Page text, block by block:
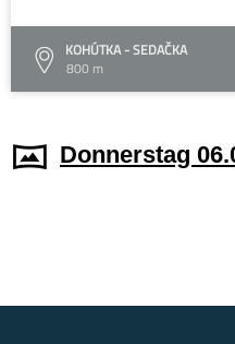
KOHÚTKA - SEDAČKA
800 m
Donnerstag